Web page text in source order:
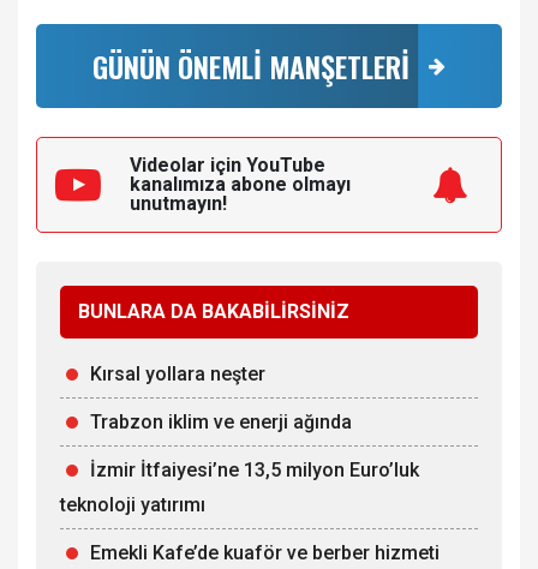
GÜNÜN ÖNEMLİ MANŞETLERİ
Videolar için YouTube
kanalımıza abone olmayı
unutmayın!
BUNLARA DA BAKABİLİRSİNİZ
Kırsal yollara neşter
Trabzon iklim ve enerji ağında
İzmir İtfaiyesi’ne 13,5 milyon Euro’luk
teknoloji yatırımı
Emekli Kafe’de kuaför ve berber hizmeti